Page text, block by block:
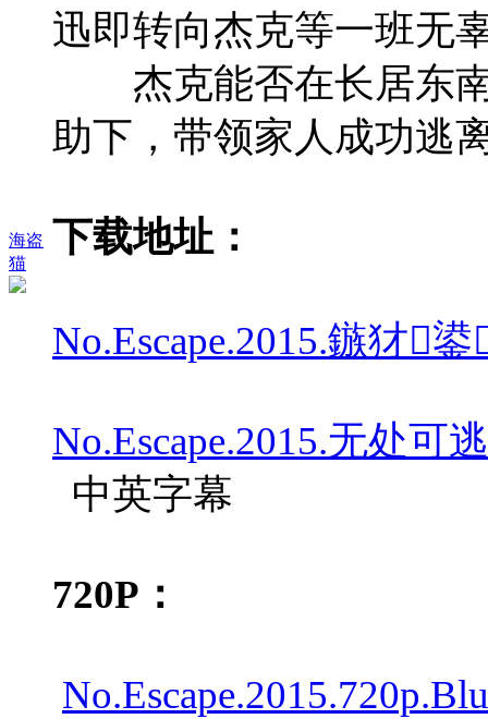
海盗
猫
迅即转向杰克等一班无
杰克能否在长居东南
助下，带领家人成功逃
下载地址：
No.Escape.2015.鏃犲
No.Escape.2015.无处可
中英字幕
720P：